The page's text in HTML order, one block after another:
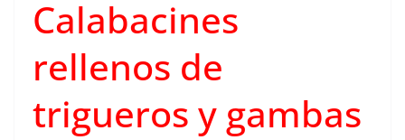
Calabacines
rellenos de
trigueros y gambas